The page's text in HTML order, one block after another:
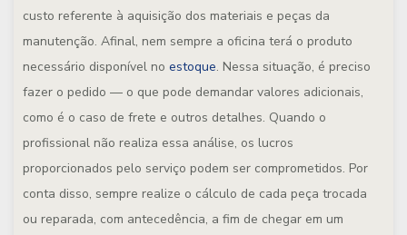
custo referente à aquisição dos materiais e peças da
manutenção. Afinal, nem sempre a oficina terá o produto
necessário disponível no estoque. Nessa situação, é preciso
fazer o pedido — o que pode demandar valores adicionais,
como é o caso de frete e outros detalhes. Quando o
profissional não realiza essa análise, os lucros
proporcionados pelo serviço podem ser comprometidos. Por
conta disso, sempre realize o cálculo de cada peça trocada
ou reparada, com antecedência, a fim de chegar em um